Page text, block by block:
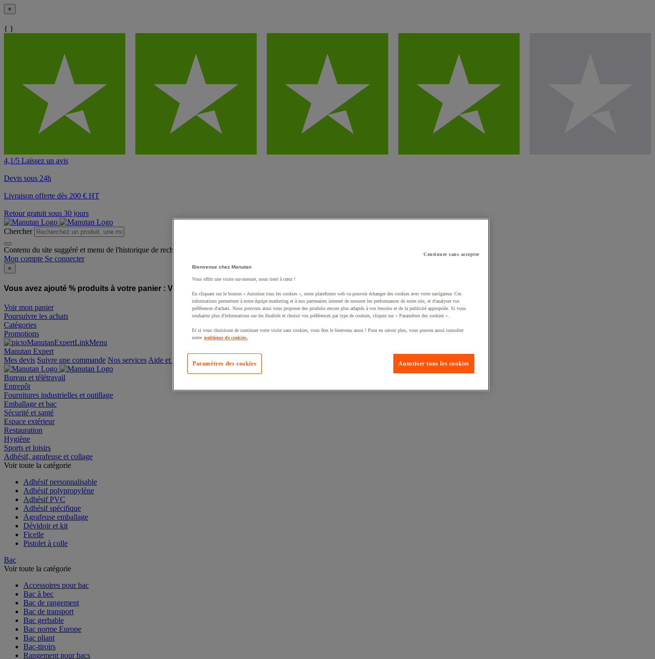
×
{ }
4,1/5 Laissez un avis
Devis sous 24h
Livraison offerte dès 200 € HT
Retour gratuit sous 30 jours
Chercher
Contenu du site suggéré et menu de l'historique de recherche
Mon compte Se connecter
×
Vous avez ajouté % produits à votre panier : Vous avez ajouté un produit à votre panier :
Voir mon panier
Poursuivre les achats
Catégories
Promotions
Manutan Expert
offre reconditionnée
Mes devis Suivre une commande Nos services Aide et contact
Bureau et télétravail
Entrepôt
Fournitures industrielles et outillage
Emballage et bac
Sécurité et santé
Espace extérieur
Restauration
Hygiène
Sports et loisirs
Adhésif, agrafeuse et collage
Adhésif personnalisable
Adhésif polypropylène
Adhésif PVC
Adhésif spécifique
Agrafeuse emballage
Dévidoir et kit
Ficelle
Bac
Accessoires pour bac
Bac à bec
Bac de rangement
Bac de transport
Bac gerbable
Bac norme Europe
Bac pliant
Bac-tiroirs
Continuer sans accepter
Bienvenue chez Manutan
Vous offrir une visite sur-mesure, nous tient à cœur !
En cliquant sur le bouton « Autoriser tous les cookies », notre plateforme web va pouvoir échanger des cookies avec votre navigateur. Ces
informations permettent à notre équipe marketing et à nos partenaires internet de mesurer les performances de notre site, et d'analyser vos
préférences d'achats. Nous pouvons ainsi vous proposer des produits encore plus adaptés à vos besoins et de la publicité appropriée. Si vous
souhaitez plus d'informations sur les finalités et choisir vos préférences par type de cookies, cliquez sur « Paramètres des cookies ».
Et si vous choisissez de continuer votre visite sans cookies, vous êtes le bienvenu aussi ! Pour en savoir plus, vous pouvez aussi consulter
notre politique de cookies.
Autoriser tous les cookies
Paramètres des cookies